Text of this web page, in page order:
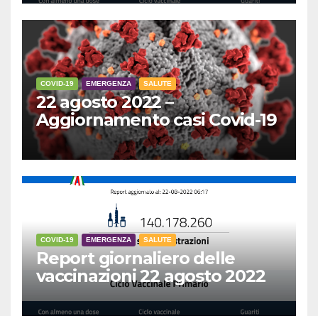
COVID-19 EMERGENZA SALUTE
22 agosto 2022 –
Aggiornamento casi Covid-19
COVID-19 EMERGENZA SALUTE
Report giornaliero delle
vaccinazioni 22 agosto 2022